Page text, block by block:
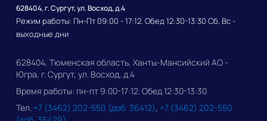
628404, г. Сургут, ул. Восход, д.4
Режим работы: Пн-Пт 09:00 - 17:12. Обед 12:30-13:30 Сб, Вс -
выходные дни
628404, Тюменская область, Ханты-Мансийский АО -
Югра, г. Сургут, ул. Восход, д.4
Время работы: пн-пт 9:00-17:12. Обед 12:30-13:30
Тел. +7 (3462) 202-550 (доб. 36412), +7 (3462) 202-550